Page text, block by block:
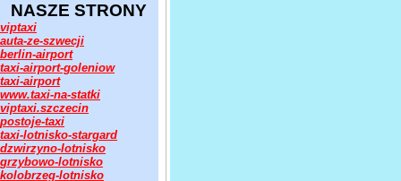
NASZE STRONY
viptaxi
auta-ze-szwecji
berlin-airport
taxi-airport-goleniow
taxi-airport
www.taxi-na-statki
viptaxi.szczecin
postoje-taxi
taxi-lotnisko-stargard
dzwirzyno-lotnisko
grzybowo-lotnisko
kolobrzeg-lotnisko